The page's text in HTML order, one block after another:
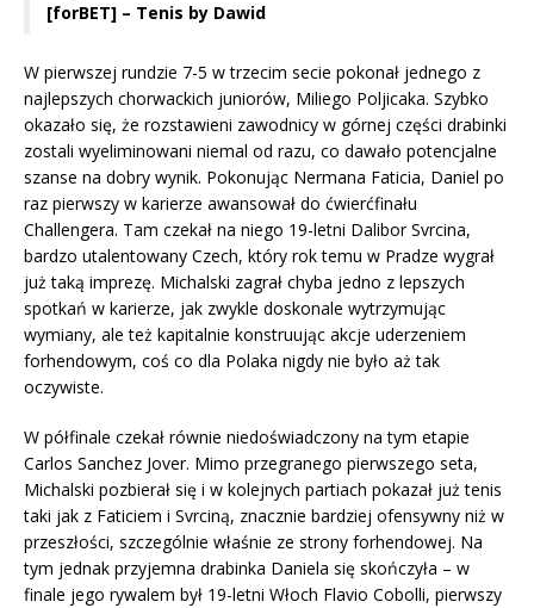
[forBET] – Tenis by Dawid
W pierwszej rundzie 7-5 w trzecim secie pokonał jednego z
najlepszych chorwackich juniorów, Miliego Poljicaka. Szybko
okazało się, że rozstawieni zawodnicy w górnej części drabinki
zostali wyeliminowani niemal od razu, co dawało potencjalne
szanse na dobry wynik. Pokonując Nermana Faticia, Daniel po
raz pierwszy w karierze awansował do ćwierćfinału
Challengera. Tam czekał na niego 19-letni Dalibor Svrcina,
bardzo utalentowany Czech, który rok temu w Pradze wygrał
już taką imprezę. Michalski zagrał chyba jedno z lepszych
spotkań w karierze, jak zwykle doskonale wytrzymując
wymiany, ale też kapitalnie konstruując akcje uderzeniem
forhendowym, coś co dla Polaka nigdy nie było aż tak
oczywiste.
W półfinale czekał równie niedoświadczony na tym etapie
Carlos Sanchez Jover. Mimo przegranego pierwszego seta,
Michalski pozbierał się i w kolejnych partiach pokazał już tenis
taki jak z Faticiem i Svrciną, znacznie bardziej ofensywny niż w
przeszłości, szczególnie właśnie ze strony forhendowej. Na
tym jednak przyjemna drabinka Daniela się skończyła – w
finale jego rywalem był 19-letni Włoch Flavio Cobolli, pierwszy